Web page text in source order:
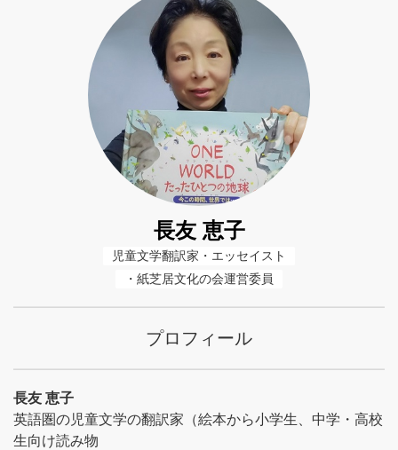
長友 恵子
児童文学翻訳家・エッセイスト
・紙芝居文化の会運営委員
プロフィール
長友 恵子
英語圏の児童文学の翻訳家（絵本から小学生、中学・高校
生向け読み物